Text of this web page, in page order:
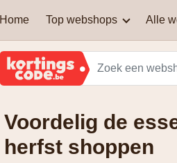
Home Top webshops
AEG
Martin's Hotels
Alle
Welke soort kortingscodes
zijn er?
Kan je een kortingscode
combineren om nog extra
korting te krijgen?
Voordelig de
herfst shoppen